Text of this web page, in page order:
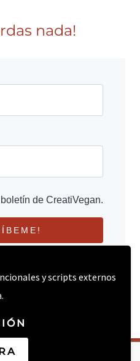
y scripts externos
nada!
de CreatiVegan.